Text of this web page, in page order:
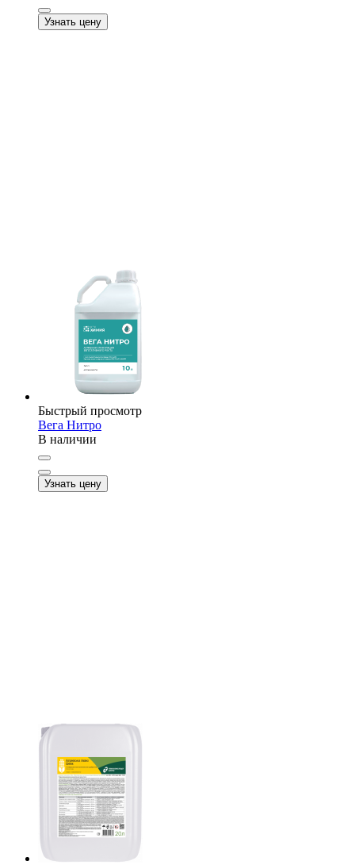
Узнать цену
Быстрый просмотр
Вега Нитро
В наличии
Узнать цену